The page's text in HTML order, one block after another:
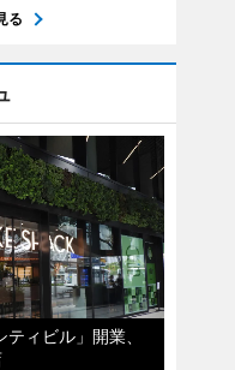
る
ィビル」開業、